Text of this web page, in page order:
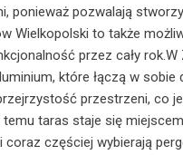
ponieważ pozwalają
Wielkopolski to także
przez cały rok.W
które łączą w sobie
przestrzeni, co
taras staje się miejscem
coraz częściej wybierają